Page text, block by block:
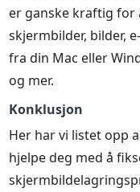
er ganske kraftig for
skjermbilder, bilder,
fra din Mac eller
og mer.
Konklusjon
Her har vi listet opp
hjelpe deg med å